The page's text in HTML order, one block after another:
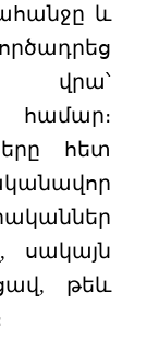
և
վրա՝
համար։
հետ
սակայն
թեև